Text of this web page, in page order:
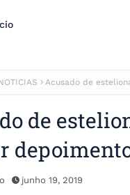
Acusado de
de
junho 19, 2019